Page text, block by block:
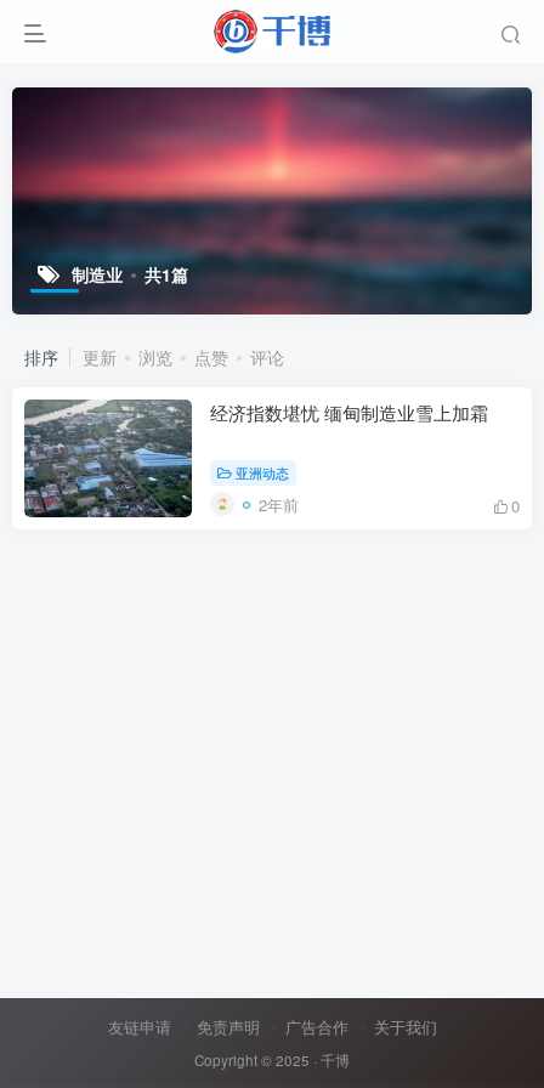
制造业 共1篇
排序 更新 浏览 点赞 评论
经济指数堪忧 缅甸制造业雪上加霜
亚洲动态
2年前 0
友链申请 免责声明 广告合作 关于我们
Copyright © 2025 · 千博